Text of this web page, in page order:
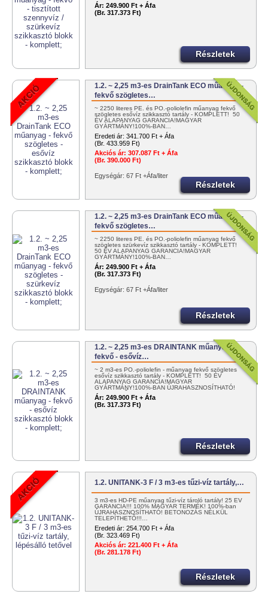
Ár: 249.900 Ft + Áfa
(Br. 317.373 Ft)
Részletek
1.2. ~ 2,25 m3-es DrainTank ECO műanyag -
fekvő szögletes…
~ 2250 literes PE. és PO.-poliolefin műanyag fekvő
szögletes esővíz szikkasztó tartály - KOMPLETT! 50
ÉV ALAPANYAG GARANCIA!MAGYAR
GYÁRTMÁNY!100%-BAN…
Eredeti ár: 341.700 Ft + Áfa
(Br. 433.959 Ft)
Akciós ár: 307.087 Ft + Áfa
(Br. 390.000 Ft)
Egységár: 67 Ft +Áfa/liter
Részletek
1.2. ~ 2,25 m3-es DrainTank ECO műanyag -
fekvő szögletes…
~ 2250 literes PE. és PO.-poliolefin műanyag fekvő
szögletes szürkevíz szikkasztó tartály - KOMPLETT!
50 ÉV ALAPANYAG GARANCIA!MAGYAR
GYÁRTMÁNY!100%-BAN…
Ár: 249.900 Ft + Áfa
(Br. 317.373 Ft)
Egységár: 67 Ft +Áfa/liter
Részletek
1.2. ~ 2,25 m3-es DRAINTANK műanyag -
fekvő - esővíz…
~ 2 m3-es PO.-poliolefin - műanyag fekvő szögletes
esővíz szikkasztó tartály - KOMPLETT! 50 ÉV
ALAPANYAG GARANCIA!MAGYAR
GYÁRTMÁNY!100%-BAN ÚJRAHASZNOSÍTHATÓ!
EGYSZERŰEN…
Ár: 249.900 Ft + Áfa
(Br. 317.373 Ft)
Részletek
1.2. UNITANK-3 F / 3 m3-es tűzi-víz tartály,…
3 m3-es HD-PE műanyag tűzi-víz tároló tartály! 25 ÉV
GARANCIA!!! 100% MAGYAR TERMÉK! 100%-ban
ÚJRAHASZNOSÍTHATÓ! BETONOZÁS NÉLKÜL
TELEPÍTHETŐ!!!…
Eredeti ár: 254.700 Ft + Áfa
(Br. 323.469 Ft)
Akciós ár: 221.400 Ft + Áfa
(Br. 281.178 Ft)
Részletek